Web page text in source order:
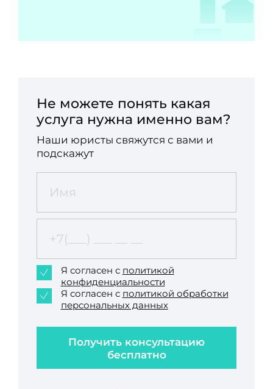
Не можете понять какая
услуга нужна именно вам?
Наши юристы свяжутся с вами и
подскажут
Получить консультацию
бесплатно
Я согласен с политикой
конфиденциальности
Я согласен с политикой обработки
персональных данных